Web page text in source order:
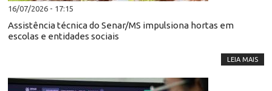
16/07/2026 - 17:15
Assistência técnica do Senar/MS impulsiona hortas em
escolas e entidades sociais
LEIA MAIS